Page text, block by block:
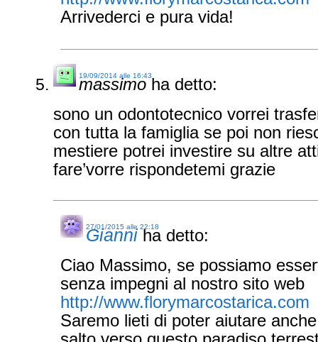
Arrivederci e pura vida!
massimo ha detto:
19/09/2014 alle 16:43
sono un odontotecnico vorrei
con tutta la famiglia se poi non
mestiere potrei investire su altre
fare’vorre rispondetemi grazie
Gianni ha detto:
27/01/2015 alle 22:18
Ciao Massimo, se possiamo
senza impegni al nostro sito web
http://www.florymarcostarica.com
Saremo lieti di poter aiutare